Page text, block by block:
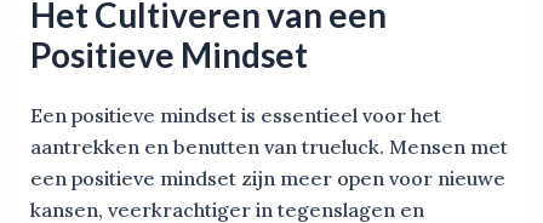
Het Cultiveren van een
Positieve Mindset
Een positieve mindset is essentieel voor het
aantrekken en benutten van trueluck. Mensen met
een positieve mindset zijn meer open voor nieuwe
kansen, veerkrachtiger in tegenslagen en